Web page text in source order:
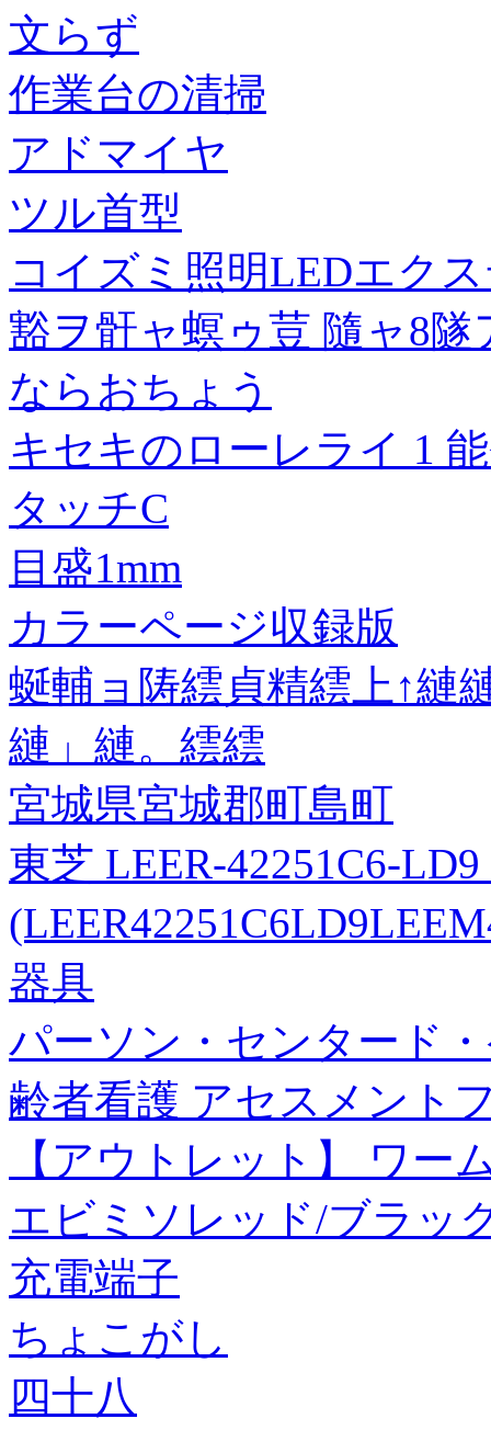
文らず
作業台の清掃
アドマイヤ
ツル首型
コイズミ照明LEDエク
豁ヲ骭ャ螟ゥ荳 隨ャ8
ならおちょう
キセキのローレライ 1
タッチC
目盛1mm
カラーページ収録版
蜒輔ョ陦繧貞精繧上↑
縺」縺。繧繧
宮城県宮城郡町島町
東芝 LEER-42251C6-
器具
パーソン・センタード
齢者看護 アセスメント
【アウトレット】 ワー
エビミソレッド/ブラッ
充電端子
ちょこがし
四十八